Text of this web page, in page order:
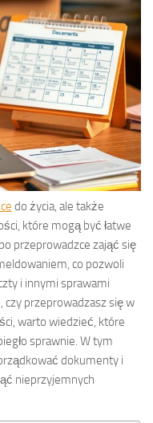
do życia, ale także
które mogą być łatwe
przeprowadzce zająć się
co pozwoli
i innymi sprawami
przeprowadzasz się w
warto wiedzieć, które
sprawnie. W tym
dokumenty i
nieprzyjemnych